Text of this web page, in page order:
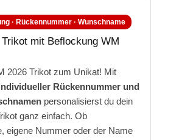
· Rückennummer · Wunschname
mit Beflockung WM
2026 Trikot zum Unikat! Mit
Rückennummer und
personalisierst du dein
ganz einfach. Ob
eigene Nummer oder der Name